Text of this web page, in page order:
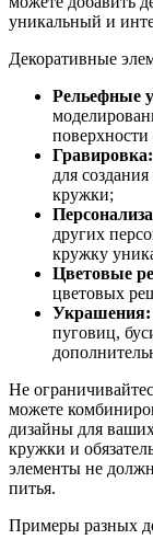
уникальный и
Декоративные
Рельефные
Гравировка:
для
кружки;
других
кружку
Цветовые
цветовых
Украшения:
пуговиц,
Не
можете
дизайны для
кружки и
элементы не
питья.
Примеры разных